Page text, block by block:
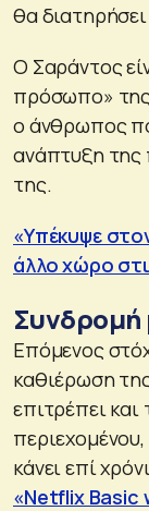
θα
Ο Σαράντος
πρόσωπο» της
ο άνθρωπος
ανάπτυξη της
της.
«Υπέκυψε
άλλο χώρο
Συνδρομή
Επόμενος
καθιέρωση
επιτρέπει
κάνει επί
«Netflix Basic